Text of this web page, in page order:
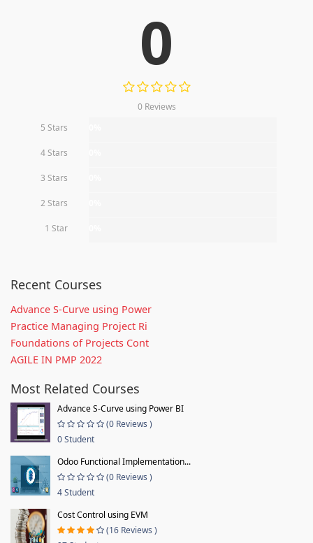
0
0 Reviews
5 Stars
4 Stars
3 Stars
2 Stars
1 Star
Recent Courses
Advance S-Curve using Power
Practice Managing Project Ri
Foundations of Projects Cont
AGILE IN PMP 2022
Most Related Courses
Advance S-Curve using Power BI
(0 Reviews )
0 Student
Odoo Functional Implementation...
(0 Reviews )
4 Student
Cost Control using EVM
(16 Reviews )